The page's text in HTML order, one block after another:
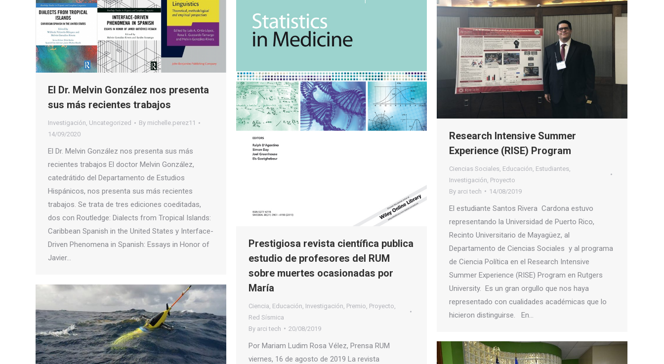
El Dr. Melvin González nos presenta
sus más recientes trabajos
Investigación, Uncategorized By michelle.perez11
14/09/2020
El Dr. Melvin González nos presenta sus más
recientes trabajos El doctor Melvin González,
catedrátido del Departamento de Estudios
Hispánicos, nos presenta sus más recientes
trabajos. Se trata de tres ediciones coeditadas,
dos con Routledge: Dialects from Tropical Islands:
Caribbean Spanish in the United States y Interface-
Driven Phenomena in Spanish: Essays in Honor of
Javier…
Prestigiosa revista científica publica
estudio de profesores del RUM
sobre muertes ocasionadas por
María
Ciencia Educación Investigación Premio Proyecto
Red Sísmica
By arci tech 20/08/2019
Por Mariam Ludim Rosa Vélez, Prensa RUM
viernes, 16 de agosto de 2019 La revista
Research Intensive Summer
Experience (RISE) Program
Ciencias Sociales Educación Estudiantes
Investigación Proyecto
By arci tech 14/08/2019
El estudiante Santos Rivera Cardona estuvo
representando la Universidad de Puerto Rico,
Recinto Universitario de Mayagüez, al
Departamento de Ciencias Sociales y al programa
de Ciencia Política en el Research Intensive
Summer Experience (RISE) Program en Rutgers
University. Es un gran orgullo que nos haya
representado con cualidades académicas que lo
hicieron distinguirse. En…